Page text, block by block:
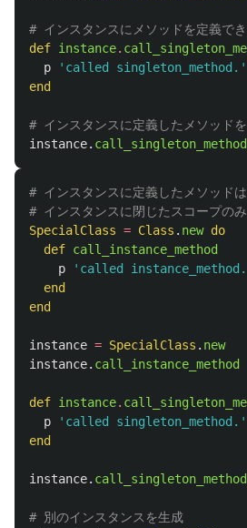
# インスタンスにメソッドを定義で
def instance.
p
'called singleton_method.'
end
# インスタンスに定義したメソッド
instance. call_singleton_method
# インスタンスに定義したメソッドは
# インスタンスに閉じたスコープの
SpecialClass = Class . new do
def call_instance_method
p
'called
end
end
instance = SpecialClass . new
instance. call_instance_method
def instance.
p
'called singleton_method.'
end
instance. call_singleton_method
# 別のインスタンスを生成